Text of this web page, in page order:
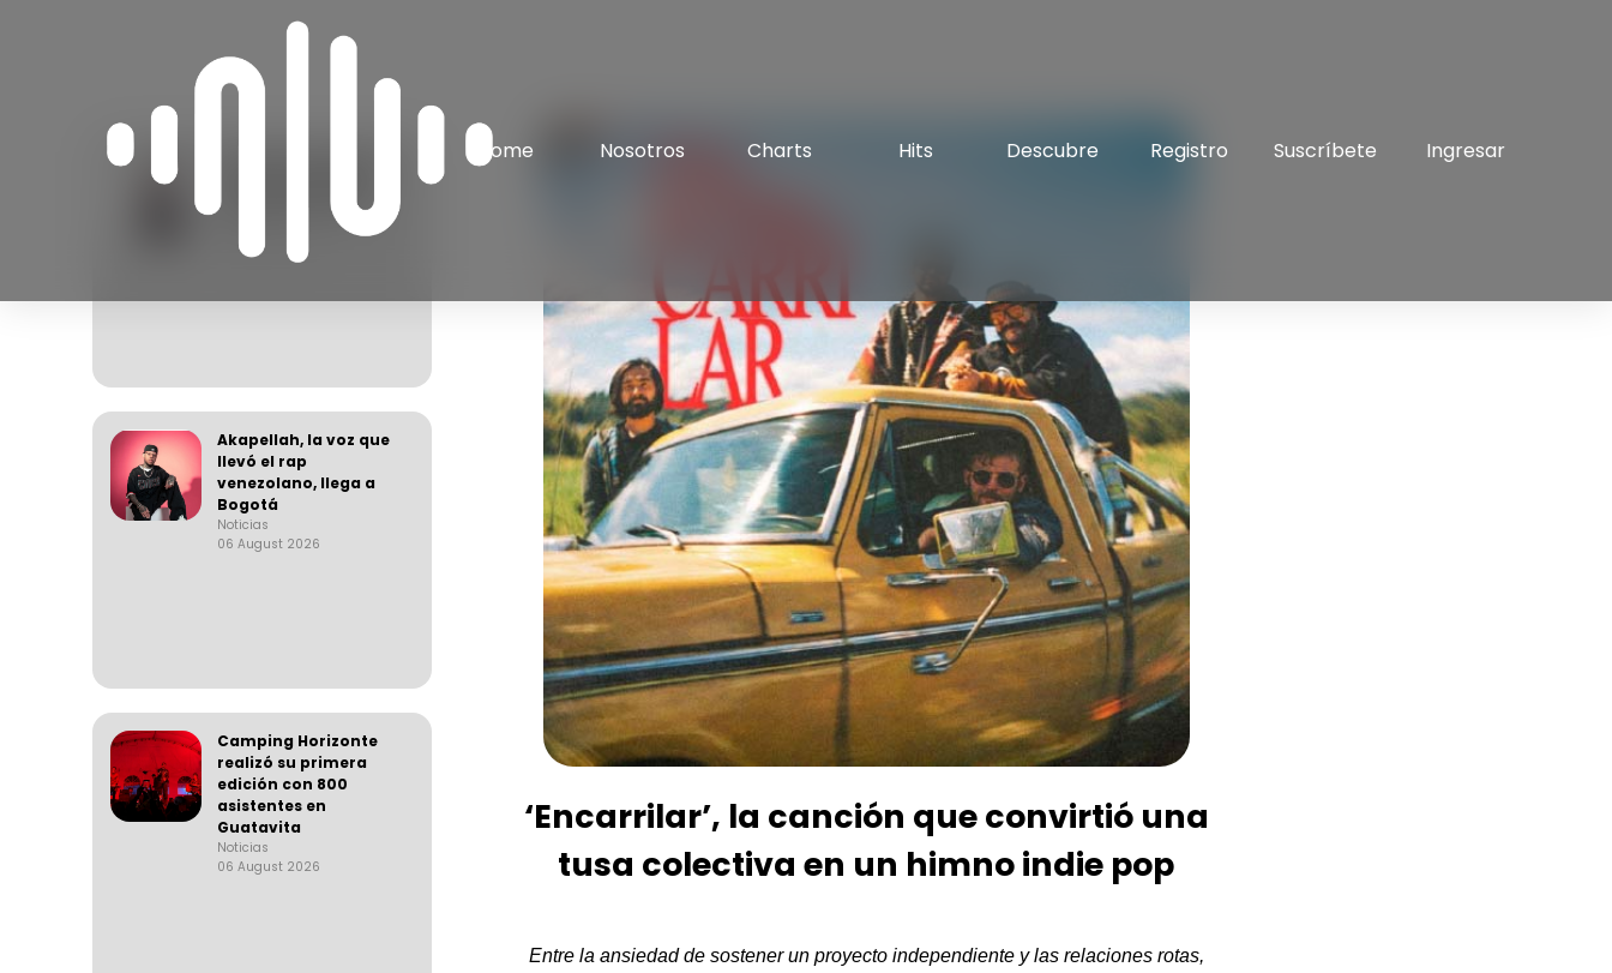
Home Nosotros Charts Hits Descubre Registro Suscríbete Ingresar
del rap venezolano
06 August 2026
Akapellah, la voz que
llevó el rap
venezolano, llega a
Bogotá
Noticias
06 August 2026
Camping Horizonte
realizó su primera
edición con 800
asistentes en
Guatavita
Noticias
06 August 2026
‘Encarrilar’, la canción que convirtió una
tusa colectiva en un himno indie pop
Entre la ansiedad de sostener un proyecto independienteylas relaciones rotas,